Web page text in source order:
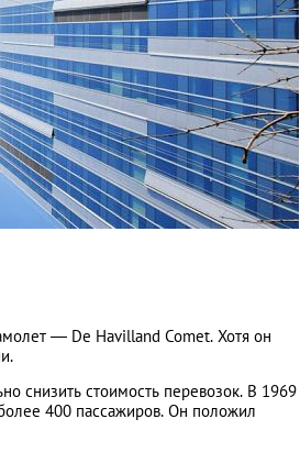
— De Havilland Comet. Хотя он
снизить стоимость перевозок. В 1969
400 пассажиров. Он положил